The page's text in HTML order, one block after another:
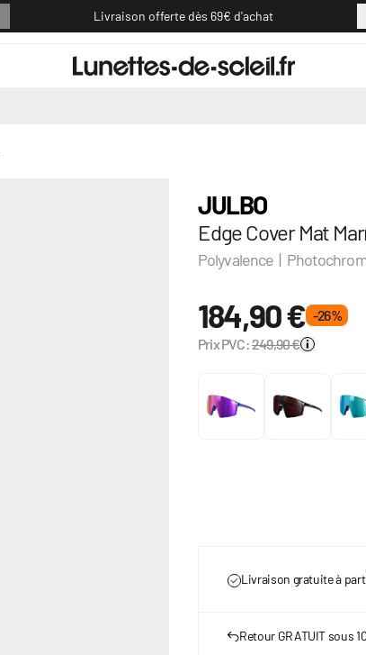
Livraison offerte dès 69€ d'achat
JULBO
Edge Cover Mat
Polyvalence |
184,90 € - 26 %
Prix PVC:249,90 €
Livraison gratuite à
Retour GRATUIT sous